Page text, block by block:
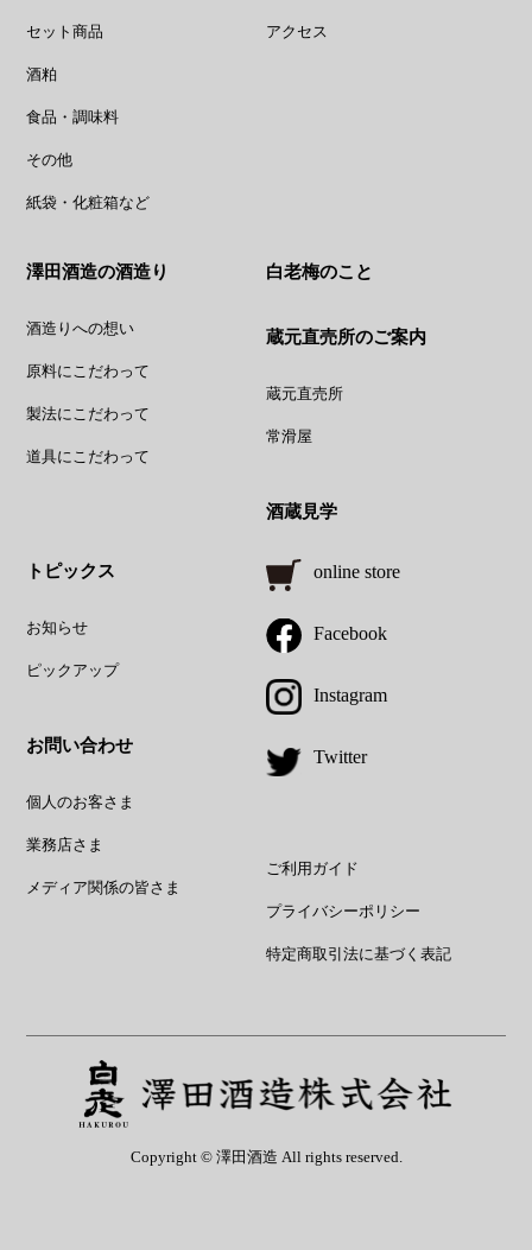
セット商品
酒粕
食品・調味料
その他
紙袋・化粧箱など
アクセス
澤田酒造の酒造り
酒造りへの想い
原料にこだわって
製法にこだわって
道具にこだわって
白老梅のこと
蔵元直売所のご案内
蔵元直売所
常滑屋
酒蔵見学
トピックス
お知らせ
ピックアップ
お問い合わせ
個人のお客さま
業務店さま
メディア関係の皆さま
online store
Facebook
Instagram
Twitter
ご利用ガイド
プライバシーポリシー
特定商取引法に基づく表記
Copyright © 澤田酒造 All rights reserved.